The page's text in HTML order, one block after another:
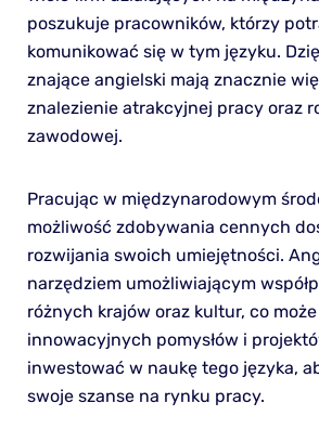
poszukuje pracowników, którzy
komunikować się w tym języku.
znające angielski mają znacznie
znalezienie atrakcyjnej pracy oraz
zawodowej.
Pracując w międzynarodowym
możliwość zdobywania cennych
rozwijania swoich umiejętności.
narzędziem umożliwiającym
różnych krajów oraz kultur, co
innowacyjnych pomysłów i
inwestować w naukę tego języka,
swoje szanse na rynku pracy.